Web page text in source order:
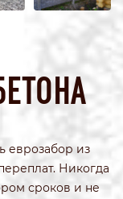
еврозабор из
Никогда
сроков и не